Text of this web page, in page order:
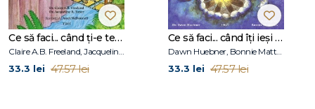
Ce să faci... când ți-e teamă de greșeli. Ghid pentru copiii care nu acceptă să fie imperfecți
Claire A.B. Freeland, Jacqueline B. Toner, Janet McDonnell
33.3 lei 47.57 lei
Ce să faci... când îţi ieşi din fire. Ghid pentru copiii care nu-şi pot stăpâni furia
Dawn Huebner, Bonnie Matthews
33.3 lei 47.57 lei